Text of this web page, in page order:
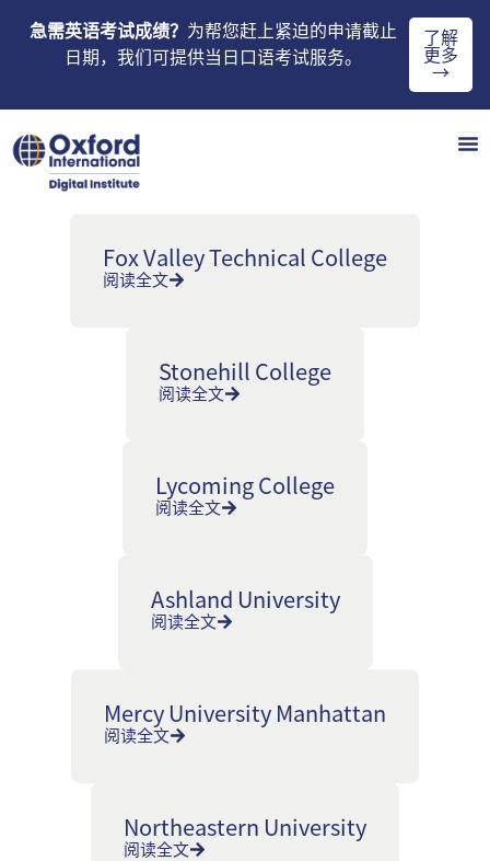
急需英语考试成绩？ 为帮您赶上紧迫的申请截止
日期，我们可提供当日口语考试服务。
了解
更多
→
Fox Valley Technical College
阅读全文
Stonehill College
阅读全文
Lycoming College
阅读全文
Ashland University
阅读全文
Mercy University Manhattan
阅读全文
Northeastern University
阅读全文